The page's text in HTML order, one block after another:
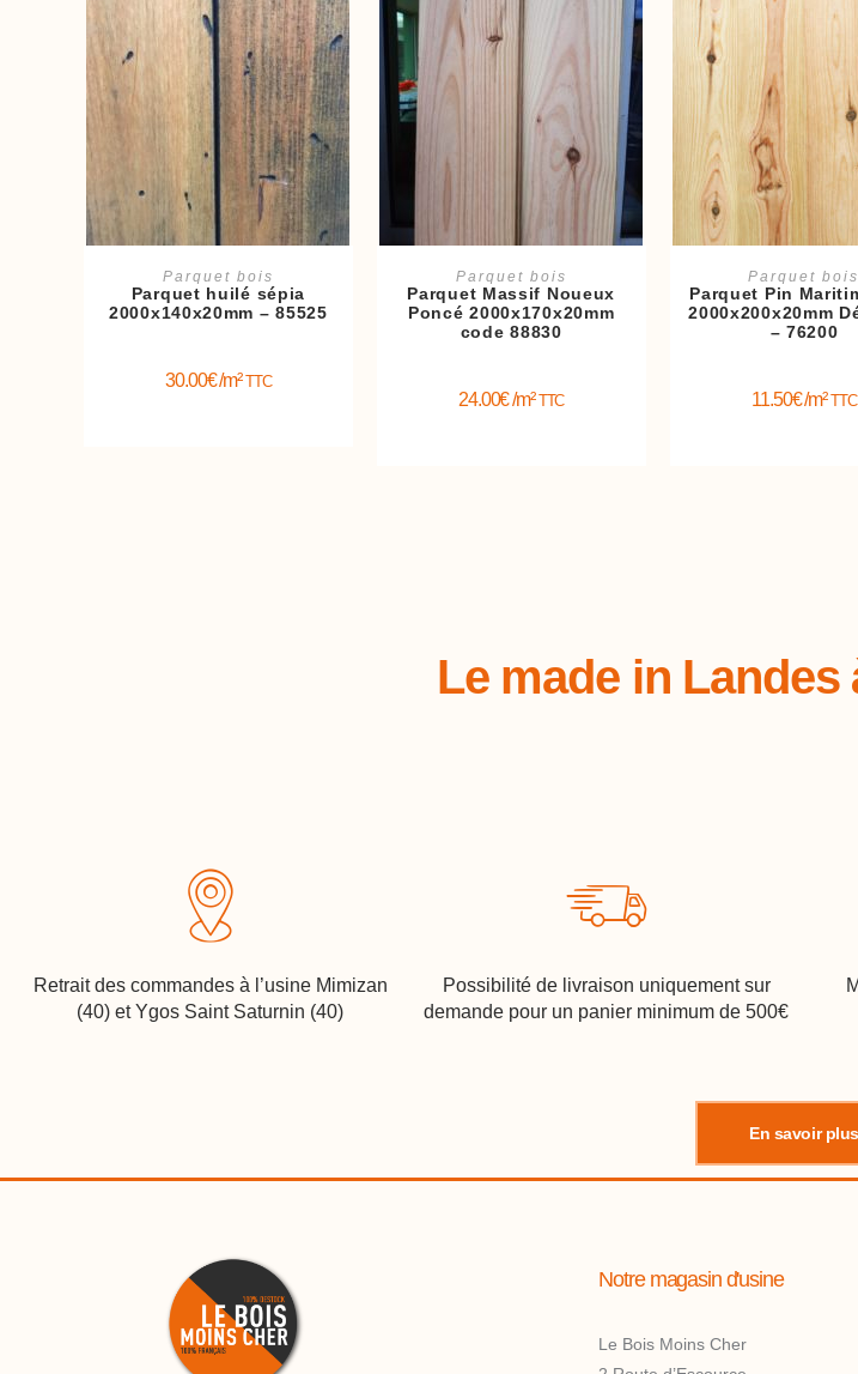
Parquet bois
Parquet huilé sépia
2000x140x20mm – 85525
30.00€/m²TTC
Parquet bois
Parquet Massif Noueux
Poncé 2000x170x20mm
code 88830
24.00€/m²TTC
Parquet bois
Parquet Pin
2000x200x20mm
– 76200
11.50€/m²TTC
Le made in Landes
Retrait des commandes à l’usine Mimizan
(40) et Ygos Saint Saturnin (40)
Possibilité de livraison uniquement sur
demande pour un panier minimum de 500€
En savoir plus
Notre magasin d'usine
Le Bois Moins Cher